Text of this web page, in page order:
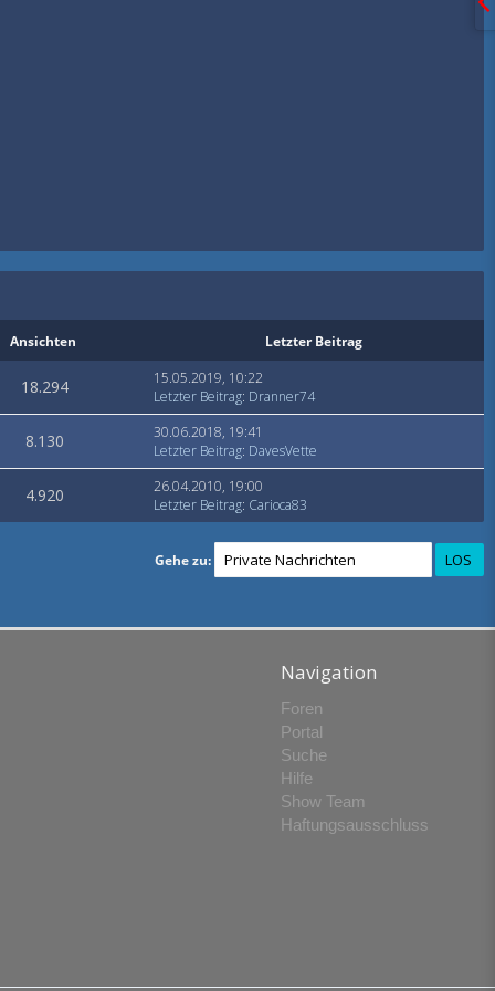
Ansichten Letzter Beitrag
18.294
15.05.2019, 10:22
Letzter Beitrag: Dranner74
8.130
30.06.2018, 19:41
Letzter Beitrag: DavesVette
4.920
26.04.2010, 19:00
Letzter Beitrag: Carioca83
Gehe zu:
Navigation
Foren
Portal
Suche
Hilfe
Show Team
Haftungsausschluss